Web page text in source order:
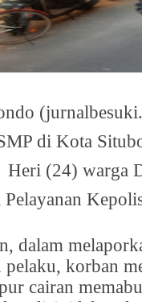
di Kota
Heri (24) warga
Pelayanan
dalam
pelaku, korban
cairan